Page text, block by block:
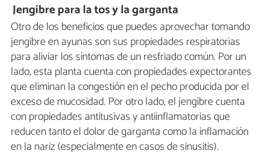
Jengibre para la tos y la garganta
Otro de los beneficios que puedes aprovechar tomando
jengibre en ayunas son sus propiedades respiratorias
para aliviar los síntomas de un resfriado común. Por un
lado, esta planta cuenta con propiedades expectorantes
que eliminan la congestión en el pecho producida por el
exceso de mucosidad. Por otro lado, el jengibre cuenta
con propiedades antitusivas y antiinflamatorias que
reducen tanto el dolor de garganta como la inflamación
en la nariz (especialmente en casos de sinusitis).